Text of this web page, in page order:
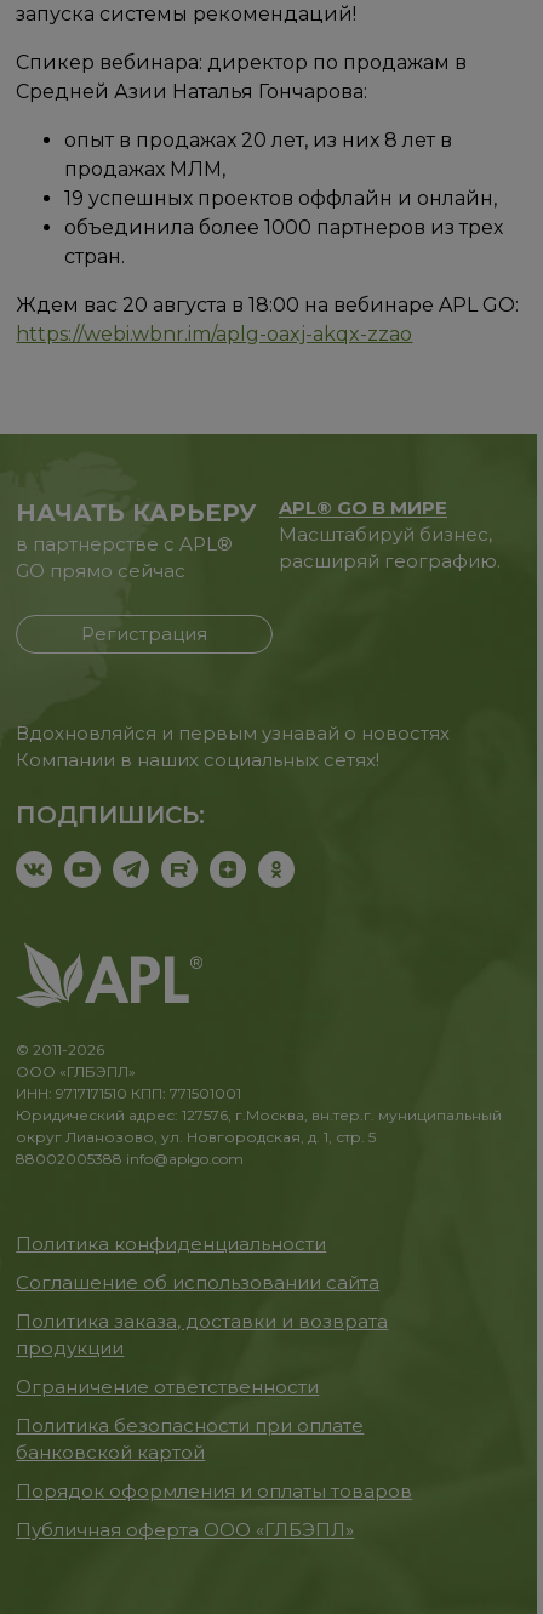
запуска системы рекомендаций!
Спикер вебинара: директор по продажам в
Средней Азии Наталья Гончарова:
опыт в продажах 20 лет, из них 8 лет в
продажах МЛМ,
19 успешных проектов оффлайн и онлайн,
объединила более 1000 партнеров из трех
стран.
Ждем вас 20 августа в 18:00 на вебинаре APL GO:
https://webi.wbnr.im/aplg-oaxj-akqx-zzao
НАЧАТЬ КАРЬЕРУ
в партнерстве с APL®
GO прямо сейчас
Регистрация
APL® GO В МИРЕ
Масштабируй бизнес,
расширяй географию.
Вдохновляйся и первым узнавай о новостях
Компании в наших социальных сетях!
ПОДПИШИСЬ:
© 2011-2026
ООО «ГЛБЭПЛ»
ИНН: 9717171510 КПП: 771501001
Юридический адрес: 127576, г.Москва, вн.тер.г. муниципальный
округ Лианозово, ул. Новгородская, д. 1, стр. 5
88002005388 info@aplgo.com
Политика конфиденциальности
Соглашение об использовании сайта
Политика заказа, доставки и возврата
продукции
Ограничение ответственности
Политика безопасности при оплате
банковской картой
Порядок оформления и оплаты товаров
Публичная оферта ООО «ГЛБЭПЛ»